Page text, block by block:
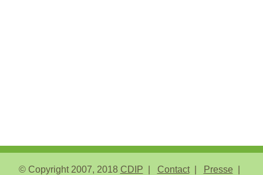
© Copyright 2007, 2018 CDIP Contact Presse